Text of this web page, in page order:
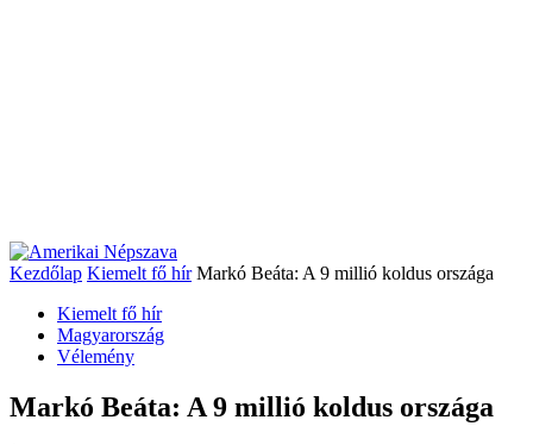
Kezdőlap Kiemelt fő hír Markó Beáta: A 9 millió koldus országa
Kiemelt fő hír
Magyarország
Vélemény
Markó Beáta: A 9 millió koldus országa